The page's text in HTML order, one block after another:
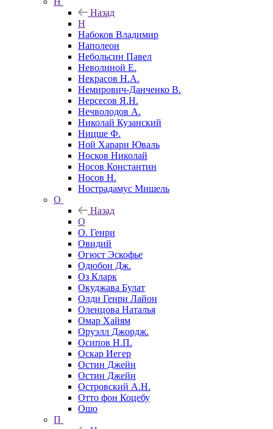
Назад
Н
Набоков Владимир
Наполеон
Небольсин Павел
Неволиной Е.
Некрасов Н.А.
Немирович-Данченко В.
Нерсесов Я.Н.
Нечволодов А.
Николай Кузанский
Ницше Ф.
Ной Харари Юваль
Носков Николай
Носов Константин
Носов Н.
Нострадамус Мишель
О
Назад
О
О. Генри
Овидий
Огюст Эскофье
Одюбон Дж.
Оз Кларк
Окуджава Булат
Олди Генри Лайон
Оленцова Наталья
Омар Хайям
Оруэлл Джордж.
Осипов Н.П.
Оскар Иегер
Остин Джейн
Остин Джейн
Островский А.Н.
Отто фон Коцебу
Ошо
П